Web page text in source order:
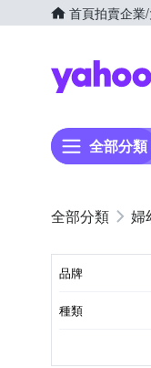
首頁拍賣企業
全部分類
婦
品牌
種類